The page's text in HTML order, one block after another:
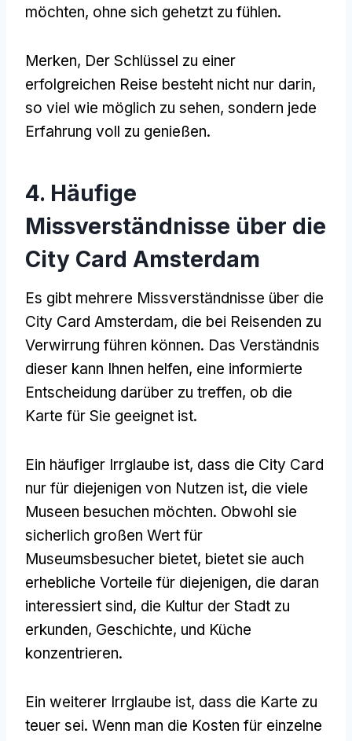
möchten, ohne sich gehetzt zu fühlen.
Merken, Der Schlüssel zu einer
erfolgreichen Reise besteht nicht nur darin,
so viel wie möglich zu sehen, sondern jede
Erfahrung voll zu genießen.
4. Häufige
Missverständnisse über die
City Card Amsterdam
Es gibt mehrere Missverständnisse über die
City Card Amsterdam, die bei Reisenden zu
Verwirrung führen können. Das Verständnis
dieser kann Ihnen helfen, eine informierte
Entscheidung darüber zu treffen, ob die
Karte für Sie geeignet ist.
Ein häufiger Irrglaube ist, dass die City Card
nur für diejenigen von Nutzen ist, die viele
Museen besuchen möchten. Obwohl sie
sicherlich großen Wert für
Museumsbesucher bietet, bietet sie auch
erhebliche Vorteile für diejenigen, die daran
interessiert sind, die Kultur der Stadt zu
erkunden, Geschichte, und Küche
konzentrieren.
Ein weiterer Irrglaube ist, dass die Karte zu
teuer sei. Wenn man die Kosten für einzelne